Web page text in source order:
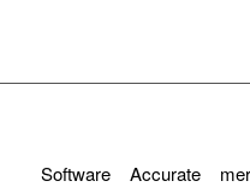
Software Accurate